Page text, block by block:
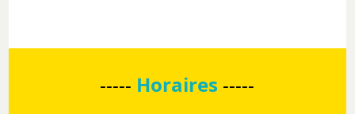
----- Horaires -----